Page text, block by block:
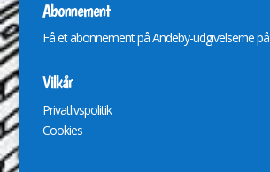
Abonnement
Få et abonnement på Andeby-udgivelserne på
Vilkår
Privatlivspolitik
Cookies